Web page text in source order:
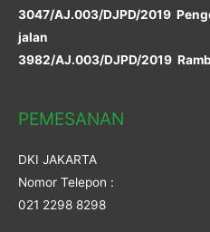
3047/AJ.003/DJPD/2019
jalan
3982/AJ.003/DJPD/2019
PEMESANAN
DKI JAKARTA
Nomor Telepon :
021 2298 8298